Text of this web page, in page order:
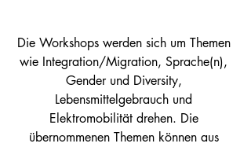
Die Workshops werden sich um Themen
wie Integration/Migration, Sprache(n),
Gender und Diversity,
Lebensmittelgebrauch und
Elektromobilität drehen. Die
übernommenen Themen können aus